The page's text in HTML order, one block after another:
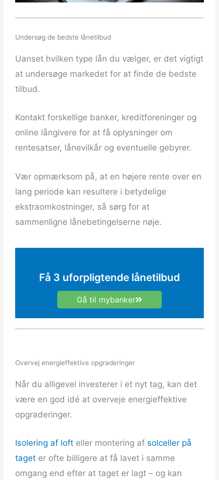
Undersøg de bedste lånetilbud
Uanset hvilken type lån du vælger, er det vigtigt
at undersøge markedet for at finde de bedste
tilbud.
Kontakt forskellige banker, kreditforeninger og
online långivere for at få oplysninger om
rentesatser, lånevilkår og eventuelle gebyrer.
Vær opmærksom på, at en højere rente over en
lang periode kan resultere i betydelige
ekstraomkostninger, så sørg for at
sammenligne lånebetingelserne nøje.
Få 3 uforpligtende lånetilbud
Gå til mybanker
Overvej energieffektive opgraderinger
Når du alligevel investerer i et nyt tag, kan det
være en god idé at overveje energieffektive
opgraderinger.
Isolering af loft eller montering af solceller på
taget er ofte billigere at få lavet i samme
omgang end efter at taget er lagt – og kan